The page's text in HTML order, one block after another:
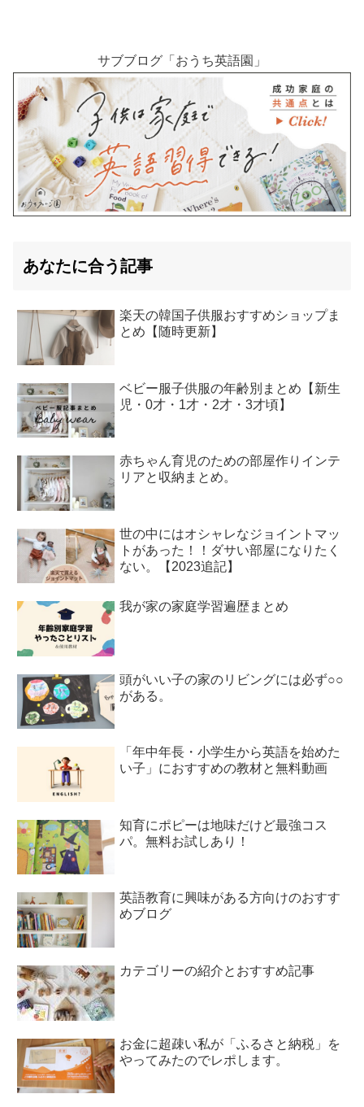
サブブログ「おうち英語園」
あなたに合う記事
楽天の韓国子供服おすすめショップま
とめ【随時更新】
ベビー服子供服の年齢別まとめ【新生
児・0才・1才・2才・3才頃】
赤ちゃん育児のための部屋作りインテ
リアと収納まとめ。
世の中にはオシャレなジョイントマッ
トがあった！！ダサい部屋になりたく
ない。【2023追記】
我が家の家庭学習遍歴まとめ
頭がいい子の家のリビングには必ず○○
がある。
「年中年長・小学生から英語を始めた
い子」におすすめの教材と無料動画
知育にポピーは地味だけど最強コス
パ。無料お試しあり！
英語教育に興味がある方向けのおすす
めブログ
カテゴリーの紹介とおすすめ記事
お金に超疎い私が「ふるさと納税」を
やってみたのでレポします。